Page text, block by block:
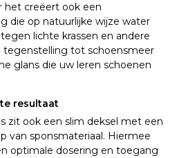
het creëert ook een
die op natuurlijke wijze water
lichte krassen en andere
tegenstelling tot schoensmeer
glans die uw leren schoenen
resultaat
zit ook een slim deksel met een
van sponsmateriaal. Hiermee
optimale dosering en toegang